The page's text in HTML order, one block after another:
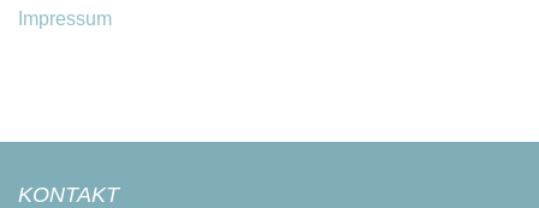
Impressum
KONTAKT